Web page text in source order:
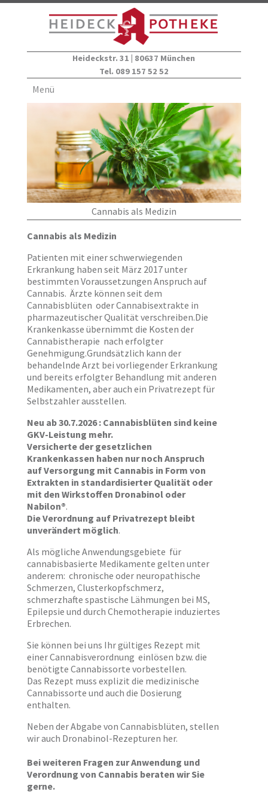
Heideckstr. 31 | 80637 München
Tel. 089 157 52 52
Menü
Cannabis als Medizin
Cannabis als Medizin
Patienten mit einer schwerwiegenden
Erkrankung haben seit März 2017 unter
bestimmten Voraussetzungen Anspruch auf
Cannabis. Ärzte können seit dem
Cannabisblüten oder Cannabisextrakte in
pharmazeutischer Qualität verschreiben.Die
Krankenkasse übernimmt die Kosten der
Cannabistherapie nach erfolgter
Genehmigung.Grundsätzlich kann der
behandelnde Arzt bei vorliegender Erkrankung
und bereits erfolgter Behandlung mit anderen
Medikamenten, aber auch ein Privatrezept für
Selbstzahler ausstellen.
Neu ab 30.7.2026 : Cannabisblüten sind keine
GKV-Leistung mehr.
Versicherte der gesetzlichen
Krankenkassen haben nur noch Anspruch
auf Versorgung mit Cannabis in Form von
Extrakten in standardisierter Qualität oder
mit den Wirkstoffen Dronabinol oder
Nabilon®.
Die Verordnung auf Privatrezept bleibt
unverändert möglich.
Als mögliche Anwendungsgebiete für
cannabisbasierte Medikamente gelten unter
anderem: chronische oder neuropathische
Schmerzen, Clusterkopfschmerz,
schmerzhafte spastische Lähmungen bei MS,
Epilepsie und durch Chemotherapie induziertes
Erbrechen.
Sie können bei uns Ihr gültiges Rezept mit
einer Cannabisverordnung einlösen bzw. die
benötigte Cannabissorte vorbestellen.
Das Rezept muss explizit die medizinische
Cannabissorte und auch die Dosierung
enthalten.
Neben der Abgabe von Cannabisblüten, stellen
wir auch Dronabinol-Rezepturen her.
Bei weiteren Fragen zur Anwendung und
Verordnung von Cannabis beraten wir Sie
gerne.